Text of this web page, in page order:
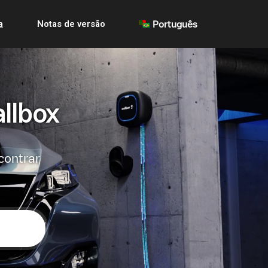
Notas de versão Português